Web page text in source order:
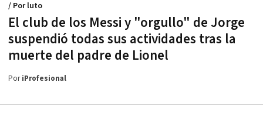
El club de los Messi y "orgullo" de Jorge
suspendió todas sus actividades tras la
muerte del padre de Lionel
/ Por luto
PoriProfesional